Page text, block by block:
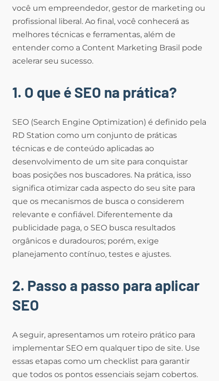
você um empreendedor, gestor de marketing ou
profissional liberal. Ao final, você conhecerá as
melhores técnicas e ferramentas, além de
entender como a Content Marketing Brasil pode
acelerar seu sucesso.
1. O que é SEO na prática?
SEO (Search Engine Optimization) é definido pela
RD Station como um conjunto de práticas
técnicas e de conteúdo aplicadas ao
desenvolvimento de um site para conquistar
boas posições nos buscadores. Na prática, isso
significa otimizar cada aspecto do seu site para
que os mecanismos de busca o considerem
relevante e confiável. Diferentemente da
publicidade paga, o SEO busca resultados
orgânicos e duradouros; porém, exige
planejamento contínuo, testes e ajustes.
2. Passo a passo para aplicar
SEO
A seguir, apresentamos um roteiro prático para
implementar SEO em qualquer tipo de site. Use
essas etapas como um checklist para garantir
que todos os pontos essenciais sejam cobertos.